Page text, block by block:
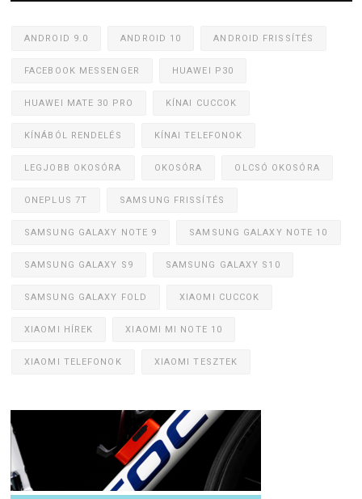
ANDROID 9.0 ANDROID 10 ANDROID FRISSÍTÉS
FACEBOOK MESSENGER HUAWEI P30
HUAWEI MATE 30 PRO KÍNAI CUCCOK
KÍNÁBÓL RENDELÉS KÍNAI TELEFONOK
LEGJOBB OKOSÓRA OKOSÓRA OLCSÓ OKOSÓRA
ONEPLUS 7T SAMSUNG FRISSÍTÉS
SAMSUNG GALAXY NOTE 9 SAMSUNG GALAXY NOTE 10
SAMSUNG GALAXY S9 SAMSUNG GALAXY S10
SAMSUNG GALAXY FOLD XIAOMI CUCCOK
XIAOMI HÍREK XIAOMI MI NOTE 10
XIAOMI TELEFONOK XIAOMI TESZTEK